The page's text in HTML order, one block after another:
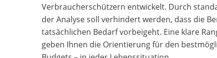
Verbraucherschützern entwickelt. Durch
der Analyse soll verhindert werden, dass die
tatsächlichen Bedarf vorbeigeht. Eine klare
geben Ihnen die Orientierung für den